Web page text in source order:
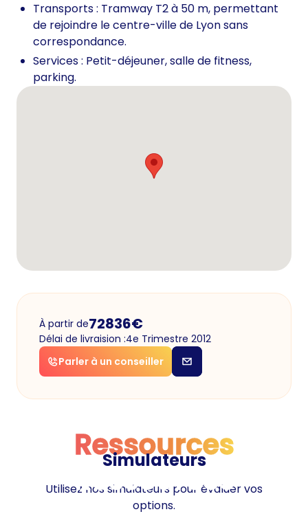
Transports : Tramway T2 à 50 m, permettant
de rejoindre le centre-ville de Lyon sans
correspondance.
Services : Petit-déjeuner, salle de fitness,
parking.
À partir de72836€
Délai de livraision :4e Trimestre 2012
Parler à un conseiller
Ressources
Ressources
Simulateurs
Utilisez nos simulateurs pour évaluer vos
options.